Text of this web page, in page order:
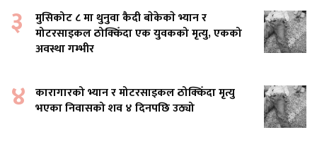
३
मुसिकोट ८ मा थुनुवा कैदी बाेकेकाे भ्यान र
मोटरसाइकल ठोक्किँदा एक युवकको मृत्यु, एकको
अवस्था गम्भीर
४ कारागारको भ्यान र मोटरसाइकल ठोक्किँदा मृत्यु
भएका निवासको शव ४ दिनपछि उठ्यो